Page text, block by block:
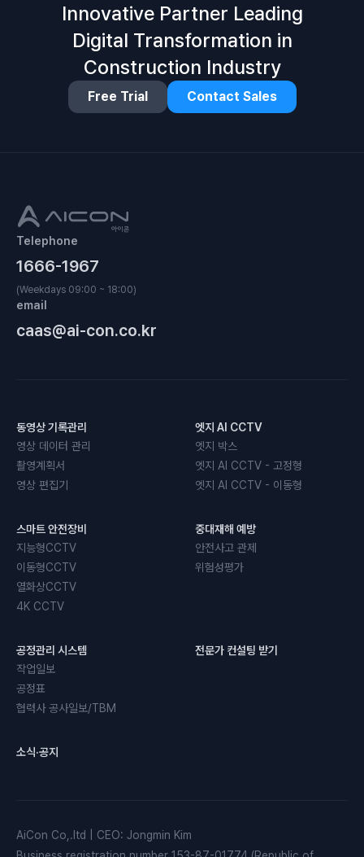
Innovative Partner Leading
Digital Transformation in
Construction Industry
Free Trial Contact Sales
Telephone
1666-1967
(Weekdays 09:00 ~ 18:00)
email
caas@ai-con.co.kr
동영상 기록관리
영상 데이터 관리
촬영계획서
영상 편집기
엣지 AI CCTV
엣지 박스
엣지 AI CCTV - 고정형
엣지 AI CCTV - 이동형
스마트 안전장비
지능형CCTV
이동형CCTV
열화상CCTV
4K CCTV
중대재해 예방
안전사고 관제
위험성평가
공정관리 시스템
작업일보
공정표
협력사 공사일보/TBM
전문가 컨설팅 받기
소식·공지
AiCon Co,.ltd CEO: Jongmin Kim